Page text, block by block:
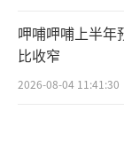
呷哺呷哺上半年
比收窄
2026-08-04 11:41:30